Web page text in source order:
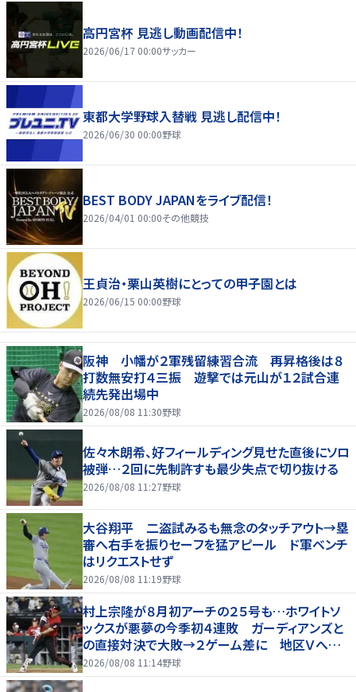
高円宮杯 見逃し動画配信中！
2026/06/17 00:00サッカー
東都大学野球入替戦 見逃し配信中！
2026/06/30 00:00野球
BEST BODY JAPANをライブ配信！
2026/04/01 00:00その他競技
王貞治・栗山英樹にとっての甲子園とは
2026/06/15 00:00野球
阪神 小幡が２軍残留練習合流 再昇格後は８
打数無安打４三振 遊撃では元山が１２試合連
続先発出場中
2026/08/08 11:30野球
佐々木朗希、好フィールディング見せた直後にソロ
被弾…２回に先制許すも最少失点で切り抜ける
2026/08/08 11:27野球
大谷翔平 二盗試みるも無念のタッチアウト→塁
審へ右手を振りセーフを猛アピール ド軍ベンチ
はリクエストせず
2026/08/08 11:19野球
村上宗隆が８月初アーチの２５号も…ホワイトソ
ックスが悪夢の今季初４連敗 ガーディアンズと
の直接対決で大敗→２ゲーム差に 地区Ｖへ正
念場に
2026/08/08 11:14野球